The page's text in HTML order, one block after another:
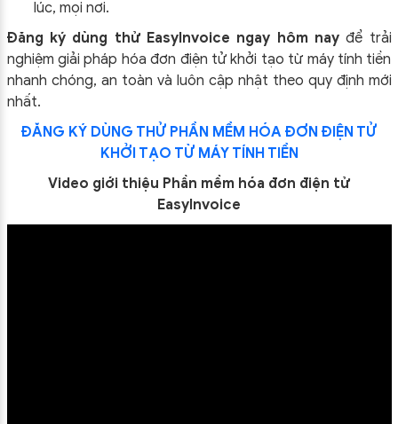
lúc, mọi nơi.
Đăng ký dùng thử EasyInvoice ngay hôm nayđể trải
nghiệm giải pháp hóa đơn điện tử khởi tạo từ máy tính tiền
nhanh chóng, an toàn và luôn cập nhật theo quy định mới
nhất.
ĐĂNG KÝ DÙNG THỬ PHẦN MỀM HÓA ĐƠN ĐIỆN TỬ
KHỞI TẠO TỪ MÁY TÍNH TIỀN
Video giới thiệu Phần mềm hóa đơn điện tử
EasyInvoice